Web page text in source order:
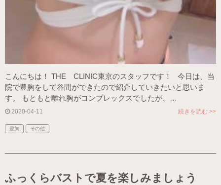
こんにちは！ THE CLINIC東京のスタッフです！ 今日は、当
院で豊胸をして谷間ができたので紹介していきたいと思いま
す。 もともと離れ胸がコンプレックスでしたが、…
2020-04-11 続きを読む >>
豊胸 その他
ふっくらバストで夏を楽しみましょう